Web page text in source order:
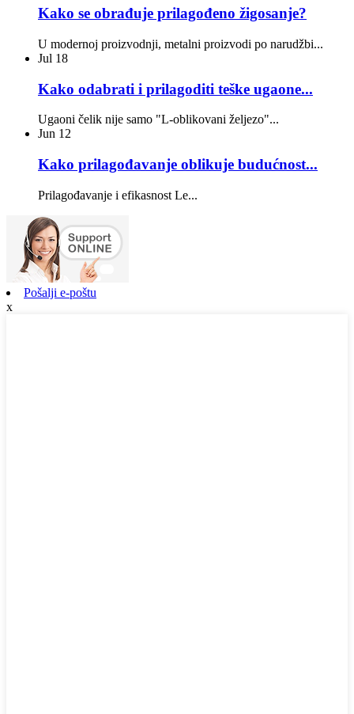
Kako se obrađuje prilagođeno žigosanje?
U modernoj proizvodnji, metalni proizvodi po narudžbi...
Jul 18
Kako odabrati i prilagoditi teške ugaone...
Ugaoni čelik nije samo "L-oblikovani željezo"...
Jun 12
Kako prilagođavanje oblikuje budućnost...
Prilagođavanje i efikasnost Le...
Pošalji e-poštu
x